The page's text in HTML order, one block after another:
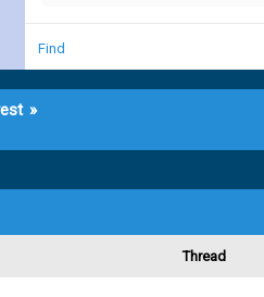
Find
»
Thread